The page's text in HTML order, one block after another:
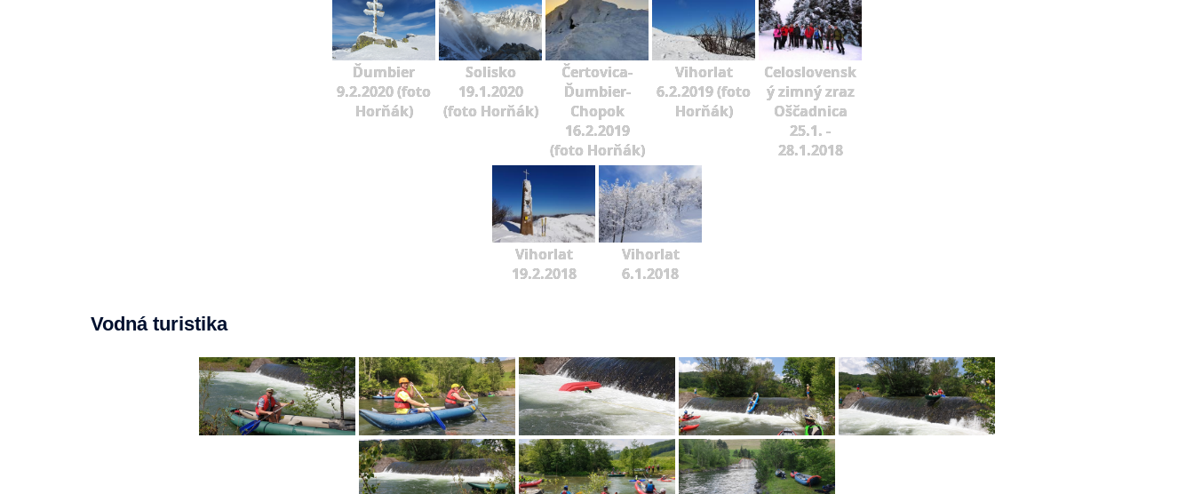
Ďumbier
9.2.2020 (foto
Horňák)
Solisko
19.1.2020
(foto Horňák)
Čertovica-
Ďumbier-
Chopok
16.2.2019
(foto Horňák)
Vihorlat
6.2.2019 (foto
Horňák)
Celoslovensk
ý zimný zraz
Oščadnica
25.1. -
28.1.2018
Vihorlat
19.2.2018
Vihorlat
6.1.2018
Vodná turistika